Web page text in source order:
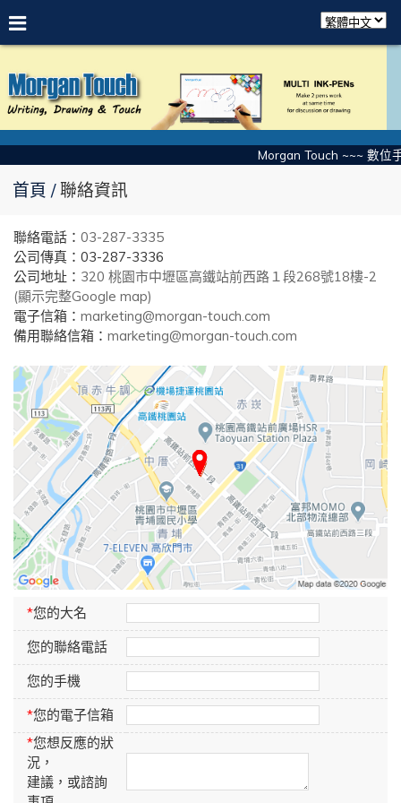
Morgan Touch ~~~ 數位
首頁 聯絡資訊
聯絡電話： 03-287-3335
公司傳真：03-287-3336
公司地址： 320 桃園市中壢區高鐵站前西路１段268號18樓-2
(顯示完整Google map)
電子信箱： marketing@morgan-touch.com
備用聯絡信箱： marketing@morgan-touch.com
*您的大名
您的聯絡電話
您的手機
*您的電子信箱
*您想反應的狀
況，
建議，或諮詢